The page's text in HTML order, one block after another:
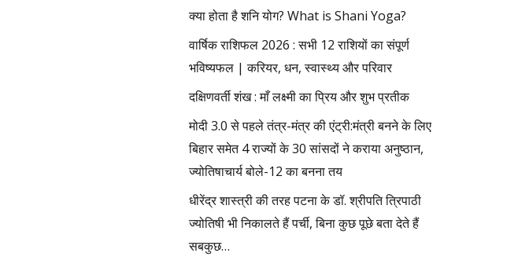
क्या होता है शनि योग? What is Shani Yoga?
वार्षिक राशिफल 2026 : सभी 12 राशियों का संपूर्ण
भविष्यफल | करियर, धन, स्वास्थ्य और परिवार
दक्षिणवर्ती शंख : माँ लक्ष्मी का प्रिय और शुभ प्रतीक
मोदी 3.0 से पहले तंत्र-मंत्र की एंट्री:मंत्री बनने के लिए
बिहार समेत 4 राज्यों के 30 सांसदों ने कराया अनुष्ठान,
ज्योतिषाचार्य बोले-12 का बनना तय
धीरेंद्र शास्त्री की तरह पटना के डॉ. श्रीपति त्रिपाठी
ज्योतिषी भी निकालते हैं पर्ची, बिना कुछ पूछे बता देते हैं
सबकुछ…